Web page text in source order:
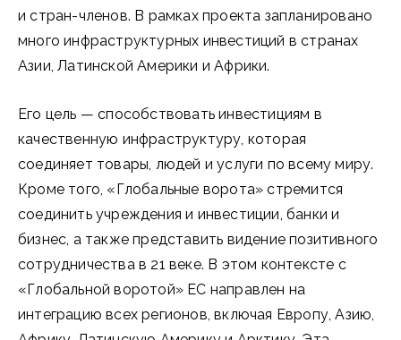
и стран-членов. В рамках проекта запланировано
много инфраструктурных инвестиций в странах
Азии, Латинской Америки и Африки.
Его цель — способствовать инвестициям в
качественную инфраструктуру, которая
соединяет товары, людей и услуги по всему миру.
Кроме того, «Глобальные ворота» стремится
соединить учреждения и инвестиции, банки и
бизнес, а также представить видение позитивного
сотрудничества в 21 веке. В этом контексте с
«Глобальной воротой» ЕС направлен на
интеграцию всех регионов, включая Европу, Азию,